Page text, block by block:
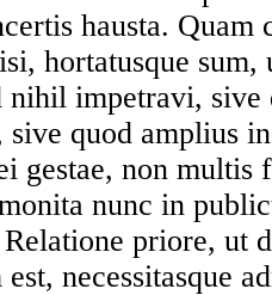
hausta. Quam
hortatusque sum,
nihil impetravi, sive
quod amplius
gestae, non multis
nunc in
priore, ut
necessitasque